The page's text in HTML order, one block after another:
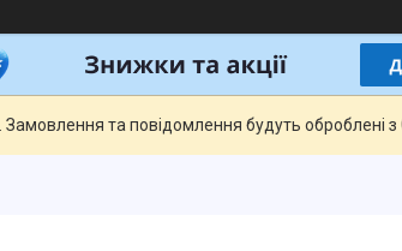
Замовлення та повідомлення будуть оброблені